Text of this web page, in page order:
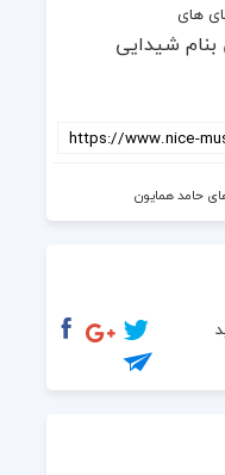
های
شیدایی
حامد همایون